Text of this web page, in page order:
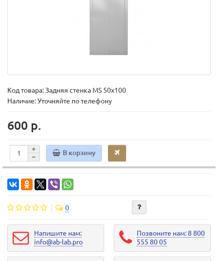
Код товара:Задняя стенка MS 50x100
Наличие: Уточняйте по телефону
600 р.
В корзину
0
Напишите нам:
info@ab-lab.pro
Позвоните нам: 8 800
555 80 05